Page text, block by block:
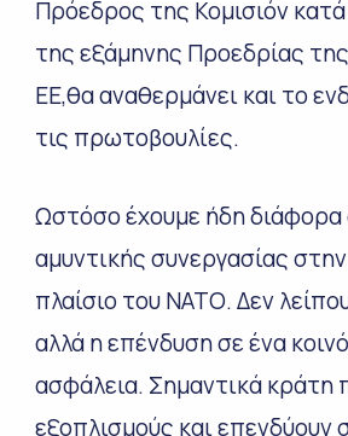
Πρόεδρος της Κομισιόν κατά
της εξάμηνης Προεδρίας
ΕΕ,θα αναθερμάνει και το
τις πρωτοβουλίες.
Ωστόσο έχουμε ήδη
αμυντικής συνεργασίας
πλαίσιο του ΝΑΤΟ. Δεν
αλλά η επένδυση σε ένα
ασφάλεια. Σημαντικά κράτη
εξοπλισμούς και